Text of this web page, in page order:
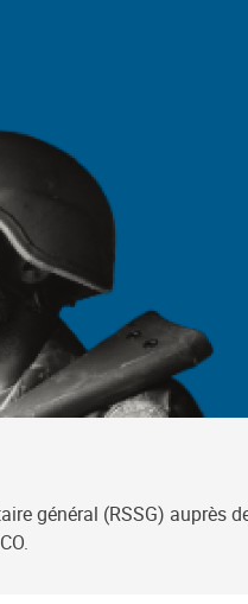
général (RSSG) auprès